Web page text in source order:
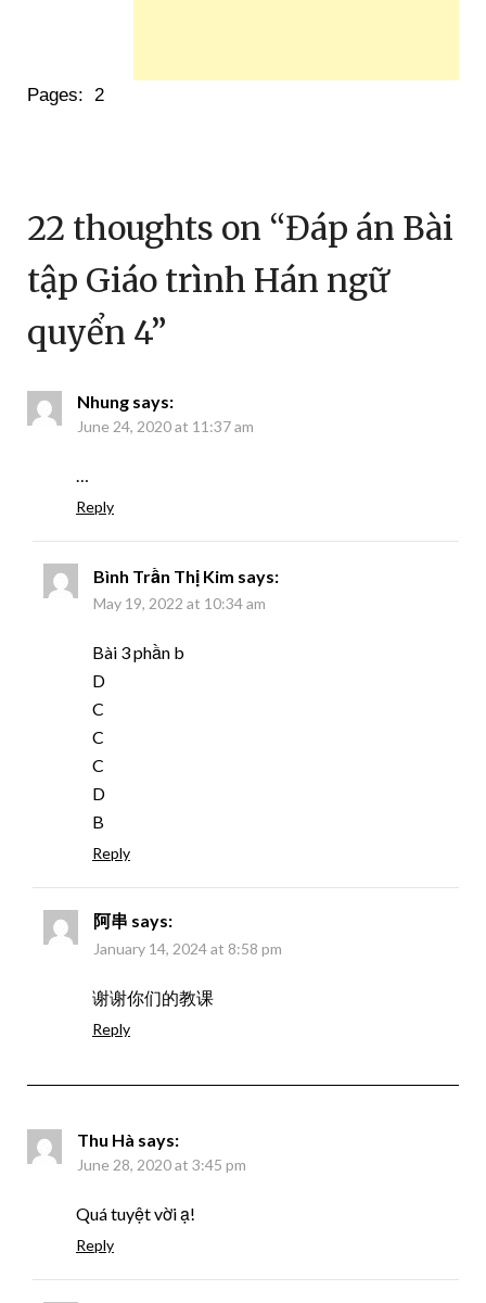
Pages: 2
22 thoughts on “Đáp án Bài
tập Giáo trình Hán ngữ
quyển 4”
Nhung says:
June 24, 2020 at 11:37 am
…
Reply
Bình Trần Thị Kim says:
May 19, 2022 at 10:34 am
Bài 3 phần b
D
C
C
C
D
B
Reply
阿串 says:
January 14, 2024 at 8:58 pm
谢谢你们的教课
Reply
Thu Hà says:
June 28, 2020 at 3:45 pm
Quá tuyệt vời ạ!
Reply